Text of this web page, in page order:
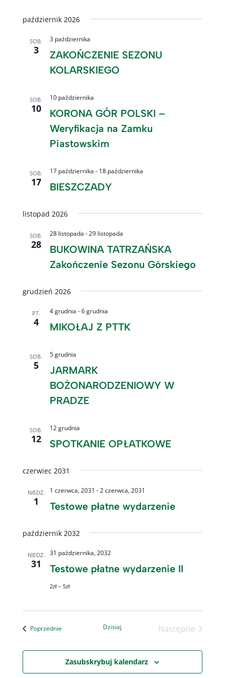
październik 2026
SOB.
3
ZAKOŃCZENIE SEZONU
KOLARSKIEGO
3 października
SOB.
10
KORONA GÓR POLSKI –
Weryfikacja na Zamku
Piastowskim
10 października
SOB.
17 BIESZCZADY
17 października - 18 października
listopad 2026
SOB.
28
BUKOWINA TATRZAŃSKA
Zakończenie Sezonu Górskiego
28 listopada -29 listopada
grudzień 2026
PT.
4 MIKOŁAJ Z PTTK
4 grudnia -6 grudnia
SOB.
5
JARMARK
BOŻONARODZENIOWY W
PRADZE
5 grudnia
SOB.
12 SPOTKANIE OPŁATKOWE
12 grudnia
czerwiec 2031
NIEDZ.
1 Testowe płatne wydarzenie
1 czerwca, 2031 -2 czerwca, 2031
październik 2032
NIEDZ.
31 Testowe płatne wydarzenie II
31 października, 2032
2zł – 5zł
PoprzednieWydarzenia Dzisiaj
Następne
Zasubskrybuj kalendarz